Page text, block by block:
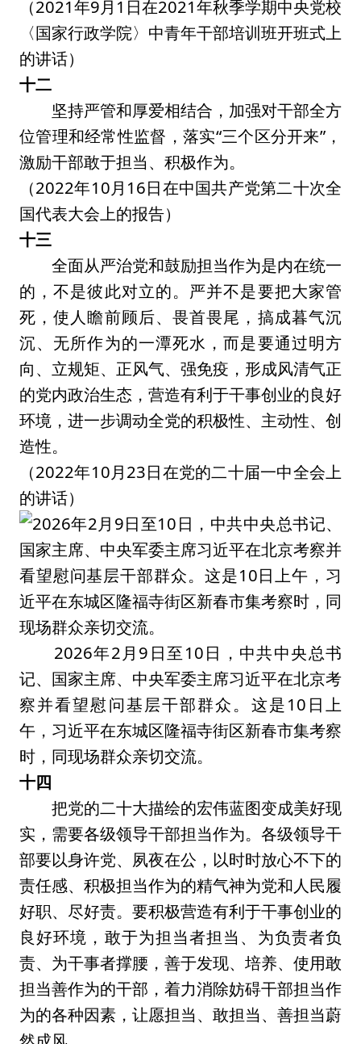
（2021年9月1日在2021年秋季学期中央党校
〈国家行政学院〉中青年干部培训班开班式上
的讲话）
十二
坚持严管和厚爱相结合，加强对干部全方
位管理和经常性监督，落实“三个区分开来”，
激励干部敢于担当、积极作为。
（2022年10月16日在中国共产党第二十次全
国代表大会上的报告）
十三
全面从严治党和鼓励担当作为是内在统一
的，不是彼此对立的。严并不是要把大家管
死，使人瞻前顾后、畏首畏尾，搞成暮气沉
沉、无所作为的一潭死水，而是要通过明方
向、立规矩、正风气、强免疫，形成风清气正
的党内政治生态，营造有利于干事创业的良好
环境，进一步调动全党的积极性、主动性、创
造性。
（2022年10月23日在党的二十届一中全会上
的讲话）
2026年2月9日至10日，中共中央总书
记、国家主席、中央军委主席习近平在北京考
察并看望慰问基层干部群众。这是10日上
午，习近平在东城区隆福寺街区新春市集考察
时，同现场群众亲切交流。
十四
把党的二十大描绘的宏伟蓝图变成美好现
实，需要各级领导干部担当作为。各级领导干
部要以身许党、夙夜在公，以时时放心不下的
责任感、积极担当作为的精气神为党和人民履
好职、尽好责。要积极营造有利于干事创业的
良好环境，敢于为担当者担当、为负责者负
责、为干事者撑腰，善于发现、培养、使用敢
担当善作为的干部，着力消除妨碍干部担当作
为的各种因素，让愿担当、敢担当、善担当蔚